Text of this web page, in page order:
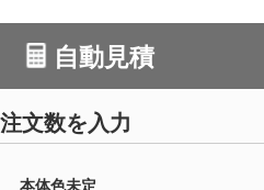
自動見積
注文数を入力
本体色未定